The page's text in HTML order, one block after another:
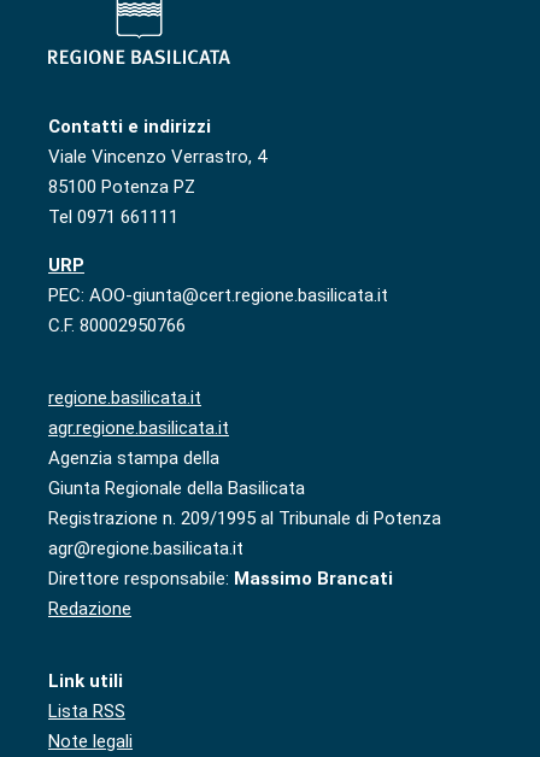
Contatti e indirizzi
Viale Vincenzo Verrastro, 4
85100 Potenza PZ
Tel 0971 661111
URP
PEC: AOO-giunta@cert.regione.basilicata.it
C.F. 80002950766
regione.basilicata.it
agr.regione.basilicata.it
Agenzia stampa della
Giunta Regionale della Basilicata
Registrazione n. 209/1995 al Tribunale di Potenza
agr@regione.basilicata.it
Direttore responsabile: Massimo Brancati
Redazione
Link utili
Lista RSS
Note legali